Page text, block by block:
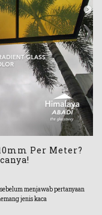
Per Meter?
menjawab pertanyaan
jenis kaca
›